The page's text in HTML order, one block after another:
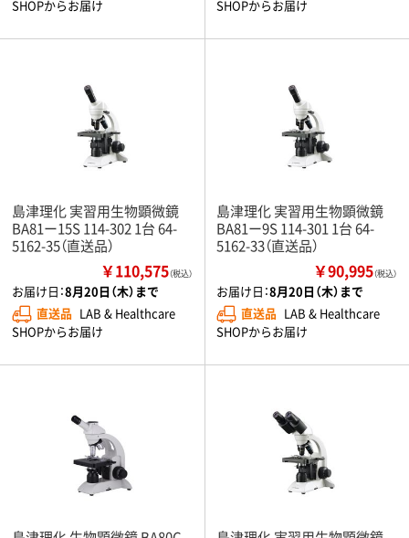
SHOPからお届け SHOPからお届け
島津理化 実習用生物顕微鏡
BA81ー15S 114-302 1台 64-
5162-35（直送品）
￥110,575（税込）
お届け日：8月20日（木）まで
直送品 LAB & Healthcare
SHOPからお届け
島津理化 実習用生物顕微鏡
BA81ー9S 114-301 1台 64-
5162-33（直送品）
￥90,995（税込）
お届け日：8月20日（木）まで
直送品 LAB & Healthcare
SHOPからお届け